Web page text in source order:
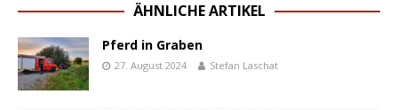
ÄHNLICHE ARTIKEL
Pferd in Graben
27. August 2024 Stefan Laschat